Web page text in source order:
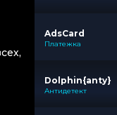
AdsCard
Платежка
Dolphin{anty}
Антидетект